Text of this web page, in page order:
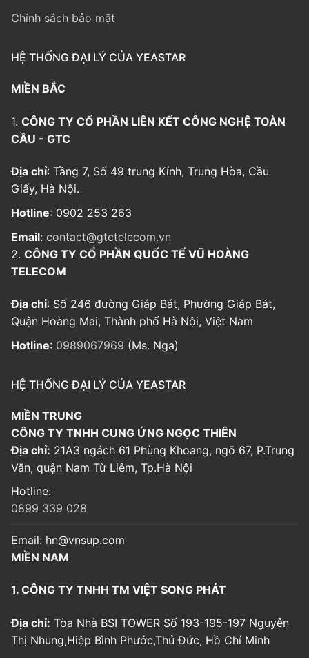
Chính sách bảo mật
HỆ THỐNG ĐẠI LÝ CỦA YEASTAR
MIỀN BẮC
1. CÔNG TY CỔ PHẦN LIÊN KẾT CÔNG NGHỆ TOÀN
CẦU - GTC
Địa chỉ: Tầng 7, Số 49 trung Kính, Trung Hòa, Cầu
Giấy, Hà Nội.
Hotline: 0902 253 263
Email: contact@gtctelecom.vn
2. CÔNG TY CỔ PHẦN QUỐC TẾ VŨ HOÀNG
TELECOM
Địa chỉ: Số 246 đường Giáp Bát, Phường Giáp Bát,
Quận Hoàng Mai, Thành phố Hà Nội, Việt Nam
Hotline: 0989067969 (Ms. Nga)
HỆ THỐNG ĐẠI LÝ CỦA YEASTAR
MIỀN TRUNG
CÔNG TY TNHH CUNG ỨNG NGỌC THIÊN
Địa chỉ: 21A3 ngách 61 Phùng Khoang, ngõ 67, P.Trung
Văn, quận Nam Từ Liêm, Tp.Hà Nội
Hotline:
0899 339 028
Email: hn@vnsup.com
MIỀN NAM
1. CÔNG TY TNHH TM VIỆT SONG PHÁT
Địa chỉ: Tòa Nhà BSI TOWER Số 193-195-197 Nguyễn
Thị Nhung,Hiệp Bình Phước,Thủ Đức, Hồ Chí Minh